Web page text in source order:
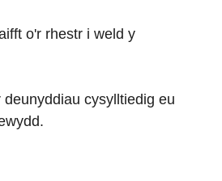
o'r rhestr i weld y
cysylltiedig eu